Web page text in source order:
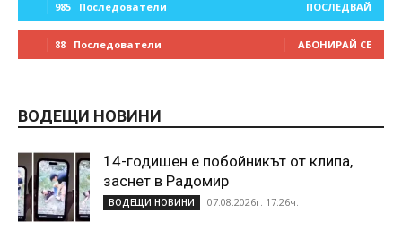
985 Последователи ПОСЛЕДВАЙ
88 Последователи АБОНИРАЙ СЕ
ВОДЕЩИ НОВИНИ
14-годишен е побойникът от клипа,
заснет в Радомир
ВОДЕЩИ НОВИНИ 07.08.2026г. 17:26ч.